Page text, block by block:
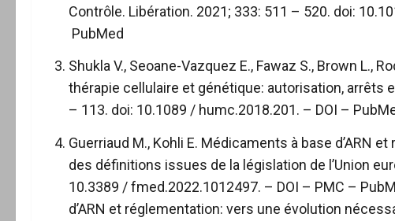
Contrôle. Libération. 2021; 333: 511 – 520. doi:
PubMed
Shukla V., Seoane-Vazquez E., Fawaz S., Brown L.,
thérapie cellulaire et génétique: autorisation, arrêts
– 113. doi: 10.1089 / humc.2018.201. – DOI –
Guerriaud M., Kohli E. Médicaments à base d’ARN
des définitions issues de la législation de l’Union
10.3389 / fmed.2022.1012497. – DOI – PMC –
d’ARN et réglementation: vers une évolution